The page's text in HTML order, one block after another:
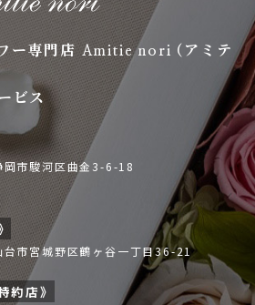
ー専門店 Amitie nori (アミテ
ビス
市駿河区曲金3-6-18
市宮城野区鶴ヶ谷一丁目36-21
約店》